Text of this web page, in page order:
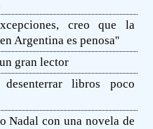
creo que la
Argentina es penosa''
gran lector
libros poco
Nadal con una novela de